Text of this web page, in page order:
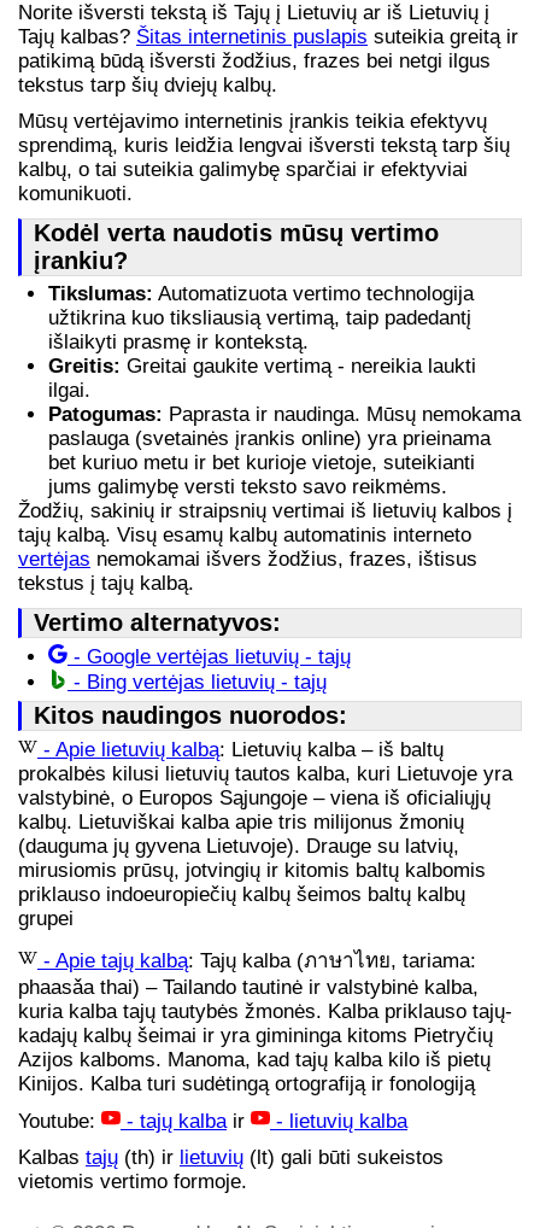
Norite išversti tekstą iš Tajų į Lietuvių ar iš Lietuvių į
Tajų kalbas? Šitas internetinis puslapis suteikia greitą ir
patikimą būdą išversti žodžius, frazes bei netgi ilgus
tekstus tarp šių dviejų kalbų.
Mūsų vertėjavimo internetinis įrankis teikia efektyvų
sprendimą, kuris leidžia lengvai išversti tekstą tarp šių
kalbų, o tai suteikia galimybę sparčiai ir efektyviai
komunikuoti.
Kodėl verta naudotis mūsų vertimo
įrankiu?
Tikslumas: Automatizuota vertimo technologija
užtikrina kuo tiksliausią vertimą, taip padedantį
išlaikyti prasmę ir kontekstą.
Greitis: Greitai gaukite vertimą - nereikia laukti
ilgai.
Patogumas: Paprasta ir naudinga. Mūsų nemokama
paslauga (svetainės įrankis online) yra prieinama
bet kuriuo metu ir bet kurioje vietoje, suteikianti
jums galimybę versti teksto savo reikmėms.
Žodžių, sakinių ir straipsnių vertimai iš lietuvių kalbos į
tajų kalbą. Visų esamų kalbų automatinis interneto
vertėjas nemokamai išvers žodžius, frazes, ištisus
tekstus į tajų kalbą.
Vertimo alternatyvos:
- Google vertėjas lietuvių - tajų
- Bing vertėjas lietuvių - tajų
Kitos naudingos nuorodos:
- Apie lietuvių kalbą: Lietuvių kalba – iš baltų
prokalbės kilusi lietuvių tautos kalba, kuri Lietuvoje yra
valstybinė, o Europos Sąjungoje – viena iš oficialiųjų
kalbų. Lietuviškai kalba apie tris milijonus žmonių
(dauguma jų gyvena Lietuvoje). Drauge su latvių,
mirusiomis prūsų, jotvingių ir kitomis baltų kalbomis
priklauso indoeuropiečių kalbų šeimos baltų kalbų
grupei
- Apie tajų kalbą: Tajų kalba (ภาษาไทย, tariama:
phaasǎa thai) – Tailando tautinė ir valstybinė kalba,
kuria kalba tajų tautybės žmonės. Kalba priklauso tajų-
kadajų kalbų šeimai ir yra gimininga kitoms Pietryčių
Azijos kalboms. Manoma, kad tajų kalba kilo iš pietų
Kinijos. Kalba turi sudėtingą ortografiją ir fonologiją
Youtube:
- tajų kalbair
- lietuvių kalba
Kalbas tajų (th) ir lietuvių (lt) gali būti sukeistos
vietomis vertimo formoje.